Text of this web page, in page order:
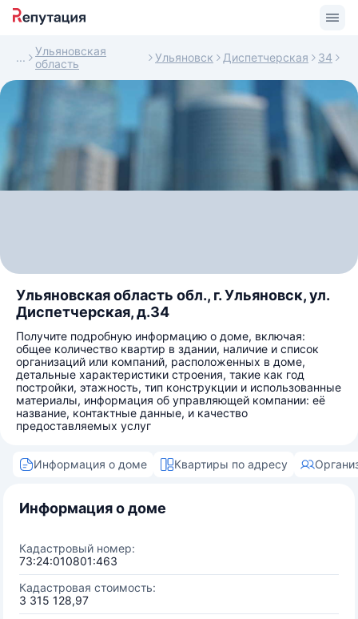
Ульяновская
область
Ульяновск Диспетчерская 34
Ульяновская область обл., г. Ульяновск, ул.
Диспетчерская, д.34
Получите подробную информацию о доме, включая:
общее количество квартир в здании, наличие и список
организаций или компаний, расположенных в доме,
детальные характеристики строения, такие как год
постройки, этажность, тип конструкции и использованные
материалы, информация об управляющей компании: её
название, контактные данные, и качество
предоставляемых услуг
Информация о доме Квартиры по адресу
Информация о доме
Кадастровый номер:
73:24:010801:463
Кадастровая стоимость:
3 315 128,97